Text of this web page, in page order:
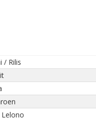
/ Rilis